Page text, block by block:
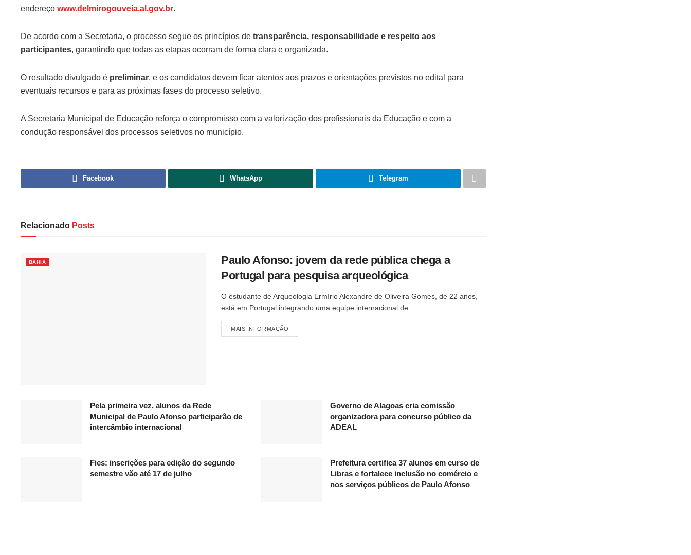
endereço www.delmirogouveia.al.gov.br.
De acordo com a Secretaria, o processo segue os princípios de transparência, responsabilidade e respeito aos
participantes, garantindo que todas as etapas ocorram de forma clara e organizada.
O resultado divulgado é preliminar, e os candidatos devem ficar atentos aos prazos e orientações previstos no edital para
eventuais recursos e para as próximas fases do processo seletivo.
A Secretaria Municipal de Educação reforça o compromisso com a valorização dos profissionais da Educação e com a
condução responsável dos processos seletivos no município.
Facebook WhatsApp Telegram
Relacionado Posts
BAHIA
Paulo Afonso: jovem da rede pública chega a
Portugal para pesquisa arqueológica
O estudante de Arqueologia Ermírio Alexandre de Oliveira Gomes, de 22 anos,
está em Portugal integrando uma equipe internacional de...
MAIS INFORMAÇÃO
Pela primeira vez, alunos da Rede
Municipal de Paulo Afonso participarão de
intercâmbio internacional
Governo de Alagoas cria comissão
organizadora para concurso público da
ADEAL
Fies: inscrições para edição do segundo
semestre vão até 17 de julho
Prefeitura certifica 37 alunos em curso de
Libras e fortalece inclusão no comércio e
nos serviços públicos de Paulo Afonso